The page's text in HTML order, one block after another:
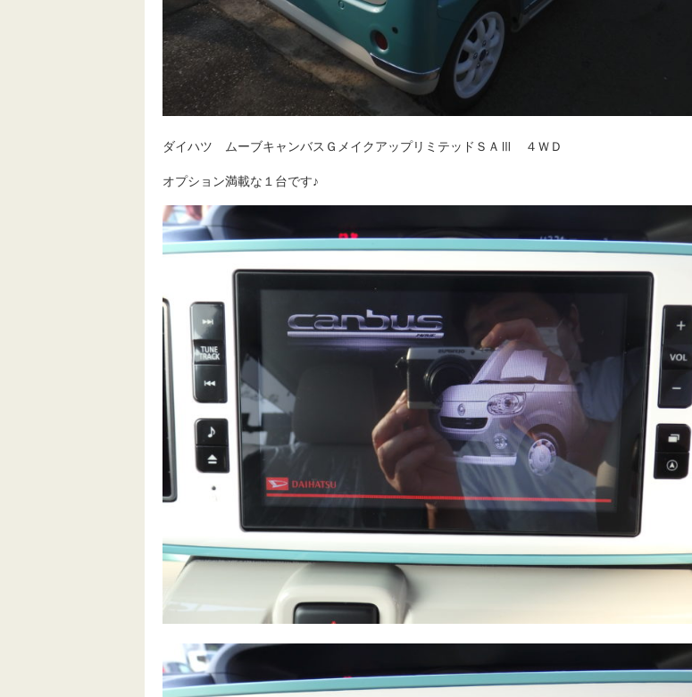
ダイハツ ムーブキャンバスＧメイクアップリミテッドＳＡⅢ ４ＷＤ
オプション満載な１台です♪